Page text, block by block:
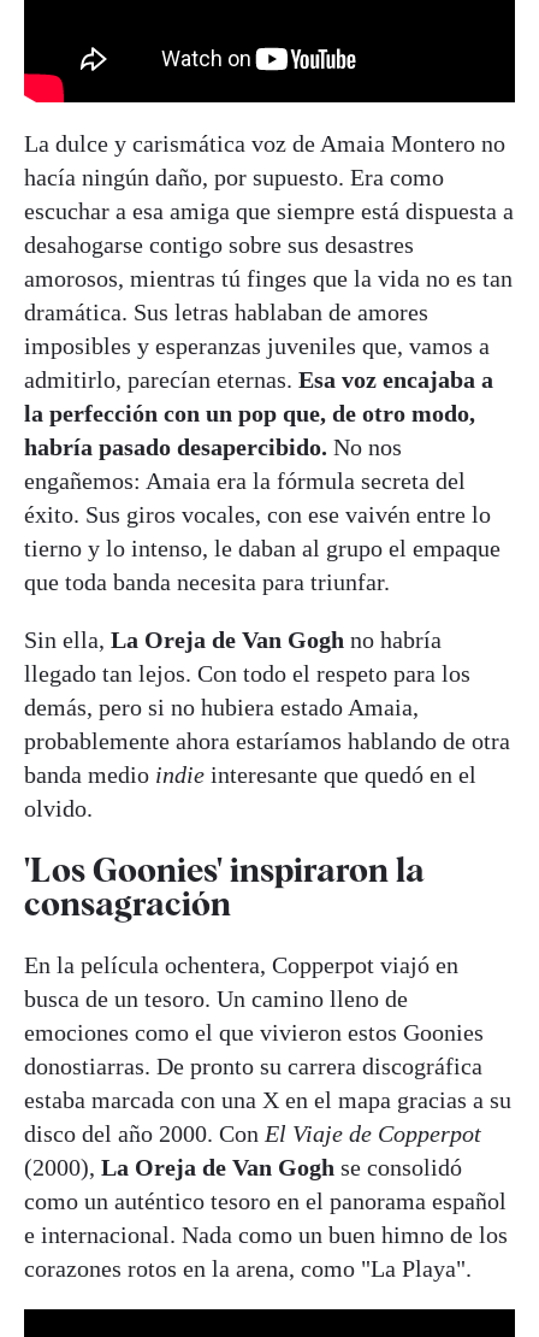
La dulce y carismática voz de Amaia Montero no
hacía ningún daño, por supuesto. Era como
escuchar a esa amiga que siempre está dispuesta a
desahogarse contigo sobre sus desastres
amorosos, mientras tú finges que la vida no es tan
dramática. Sus letras hablaban de amores
imposibles y esperanzas juveniles que, vamos a
admitirlo, parecían eternas. Esa voz encajaba a
la perfección con un pop que, de otro modo,
habría pasado desapercibido. No nos
engañemos: Amaia era la fórmula secreta del
éxito. Sus giros vocales, con ese vaivén entre lo
tierno y lo intenso, le daban al grupo el empaque
que toda banda necesita para triunfar.
Sin ella, La Oreja de Van Gogh no habría
llegado tan lejos. Con todo el respeto para los
demás, pero si no hubiera estado Amaia,
probablemente ahora estaríamos hablando de otra
banda medio indie interesante que quedó en el
olvido.
'Los Goonies' inspiraron la
consagración
En la película ochentera, Copperpot viajó en
busca de un tesoro. Un camino lleno de
emociones como el que vivieron estos Goonies
donostiarras. De pronto su carrera discográfica
estaba marcada con una X en el mapa gracias a su
disco del año 2000. Con El Viaje de Copperpot
(2000), La Oreja de Van Gogh se consolidó
como un auténtico tesoro en el panorama español
e internacional. Nada como un buen himno de los
corazones rotos en la arena, como "La Playa".